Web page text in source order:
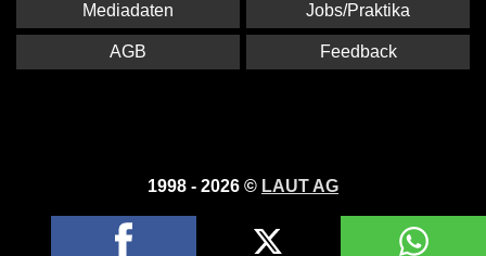
1998 - 2026 © LAUT AG
Mediadaten Jobs/Praktika
AGB Feedback